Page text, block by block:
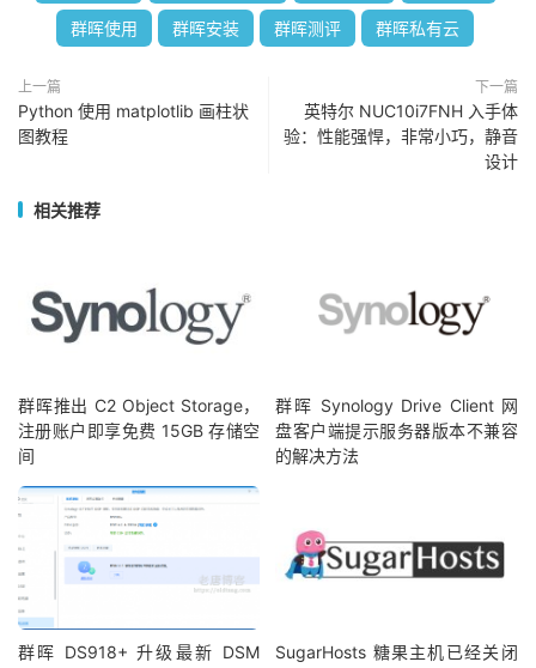
群晖使用 群晖安装 群晖测评 群晖私有云
上一篇
Python 使用 matplotlib 画柱状
图教程
下一篇
英特尔 NUC10i7FNH 入手体
验：性能强悍，非常小巧，静音
设计
相关推荐
群晖推出 C2 Object Storage，
注册账户即享免费 15GB 存储空
间
群晖 Synology Drive Client 网
盘客户端提示服务器版本不兼容
的解决方法
群晖 DS918+ 升级最新 DSM
SugarHosts 糖果主机已经关闭